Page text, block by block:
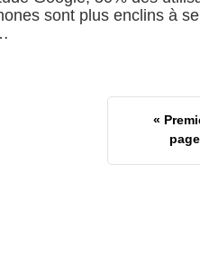
sont plus enclins à se
«
page